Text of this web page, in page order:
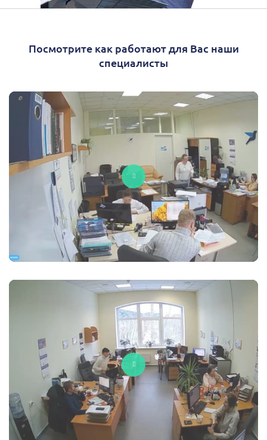
Посмотрите как работают для Вас наши
специалисты